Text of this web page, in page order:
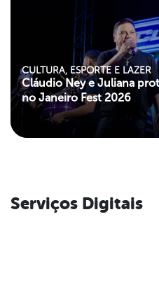
"left my-paroller">
CULTURA, ESPORTE E LAZER
Cláudio Ney e Juliana
no Janeiro Fest 2026
Serviços Digitais